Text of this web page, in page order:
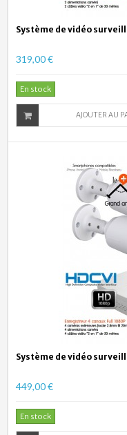
Système de vidéo
319,00 €
En stock
AJOUTER AU
Système de vidéo
449,00 €
En stock